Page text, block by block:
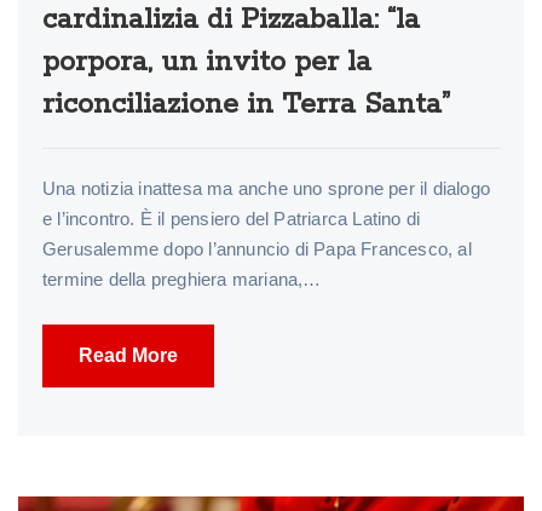
cardinalizia di Pizzaballa: “la
porpora, un invito per la
riconciliazione in Terra Santa”
Una notizia inattesa ma anche uno sprone per il dialogo
e l’incontro. È il pensiero del Patriarca Latino di
Gerusalemme dopo l’annuncio di Papa Francesco, al
termine della preghiera mariana,…
Read More